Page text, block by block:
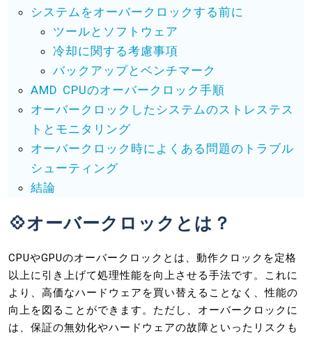
システムをオーバークロックする前に
ツールとソフトウェア
冷却に関する考慮事項
バックアップとベンチマーク
AMD CPUのオーバークロック手順
オーバークロックしたシステムのストレステス
トとモニタリング
オーバークロック時によくある問題のトラブル
シューティング
結論
💠オーバークロックとは？
CPUやGPUのオーバークロックとは、動作クロックを定格
以上に引き上げて処理性能を向上させる手法です。これに
より、高価なハードウェアを買い替えることなく、性能の
向上を図ることができます。ただし、オーバークロックに
は、保証の無効化やハードウェアの故障といったリスクも